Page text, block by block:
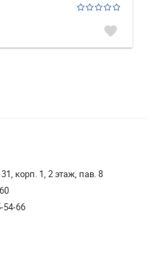
favorite
корп. 1, 2 этаж, пав. 8
54-66